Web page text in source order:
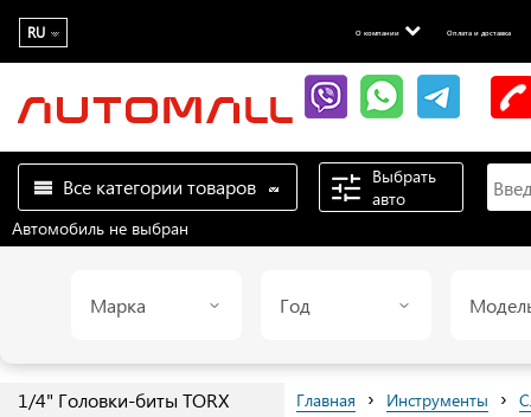
RU О компании Оплата и доставка
Все категории товаров
Выбрать
авто
Автомобиль не выбран
Марка Год
1/4" Головки-биты TORX
Главная › Инструменты ›